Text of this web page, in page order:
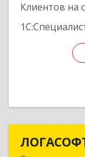
Клиентов на